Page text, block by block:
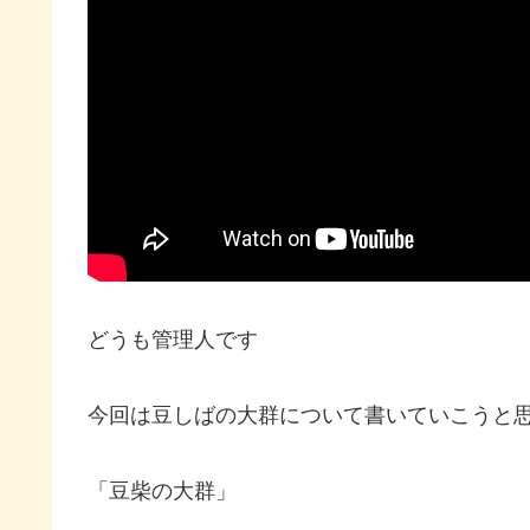
どうも管理人です
今回は豆しばの大群について書いていこうと
「豆柴の大群」